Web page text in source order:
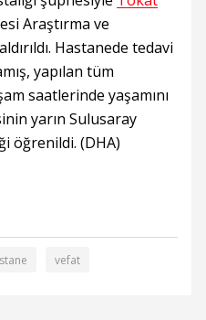
Araştırma ve
Hastanede tedavi
yapılan tüm
saatlerinde yaşamını
yarın Sulusaray
öğrenildi. (DHA)
vefat